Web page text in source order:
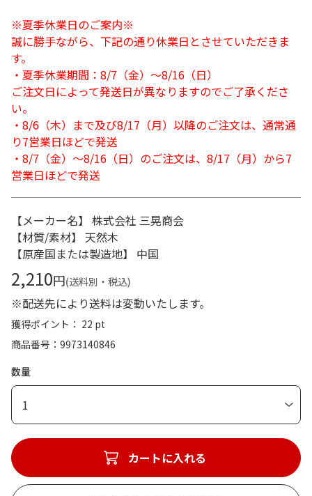
※夏季休業日のご案内※
誠に勝手ながら、下記の通り休業日とさせていただきま
す。
・夏季休業期間：8/7（金）～8/16（日）
ご注文日によって発送日が異なりますのでご了承くださ
い。
・8/6（木）まで及び8/17（月）以降のご注文は、通常通
り7営業日ほどで発送
・8/7（金）～8/16（日）のご注文は、8/17（月）から7
営業日ほどで発送
【メーカー名】 株式会社 三晃商会
【材質/素材】 天然木
【原産国または製造地】 中国
2,210円(送料別・税込)
※配送先により送料は変動いたします。
獲得ポイント： 22 pt
商品番号
9973140846
数量
1
カートに入れる